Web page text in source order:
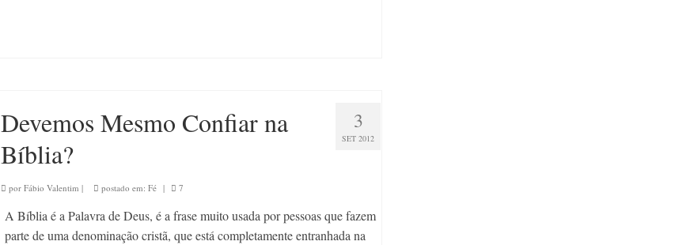
3
SET 2012
Devemos Mesmo Confiar na
Bíblia?
por Fábio Valentim | postado em: Fé | 7
A Bíblia é a Palavra de Deus, é a frase muito usada por pessoas que fazem
parte de uma denominação cristã, que está completamente entranhada na